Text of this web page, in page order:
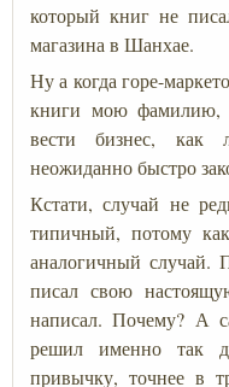
который книг не
магазина в Шанхае.
Ну а когда горе-
книги мою фамилию,
вести бизнес, как
неожиданно быстро
Кстати, случай не
типичный, потому
аналогичный случай.
писал свою
написал. Почему? А
решил именно так
привычку, точнее в